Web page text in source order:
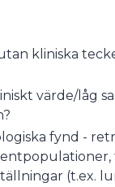
kliniska
värde/låg
fynd -
(t.ex.